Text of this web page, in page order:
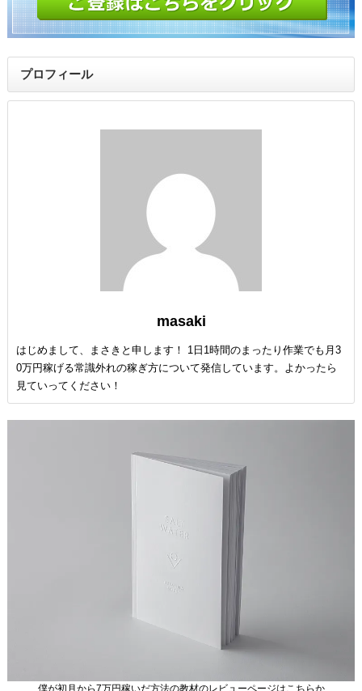
プロフィール
masaki
はじめまして、まさきと申します！ 1日1時間のまったり作業でも月3
0万円稼げる常識外れの稼ぎ方について発信しています。よかったら
見ていってください！
僕が初月から7万円稼いだ方法の教材のレビューページはこちらか